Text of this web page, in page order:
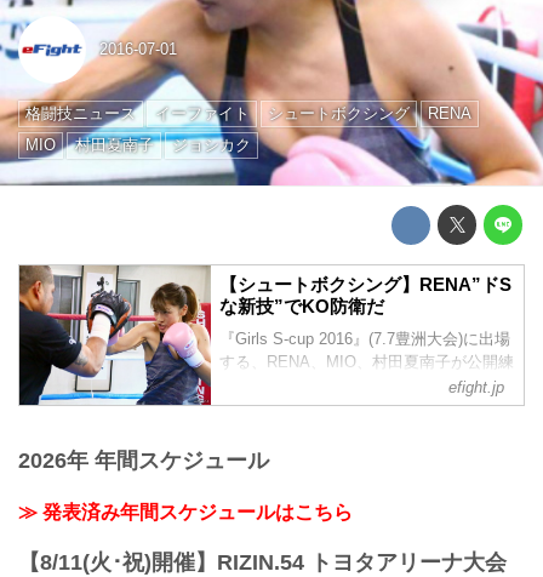
2016-07-01
格闘技ニュース イーファイト シュートボクシング
RENA
MIO
村田夏南子 ジョシカク
【シュートボクシング】RENA”ドS
な新技”でKO防衛だ
『Girls S-cup 2016』(7.7豊洲大会)に出場
する、RENA、MIO、村田夏南子が公開練
efight.jp
2026年 年間スケジュール
≫ 発表済み年間スケジュールはこちら
【8/11(火･祝)開催】RIZIN.54 トヨタアリーナ大会